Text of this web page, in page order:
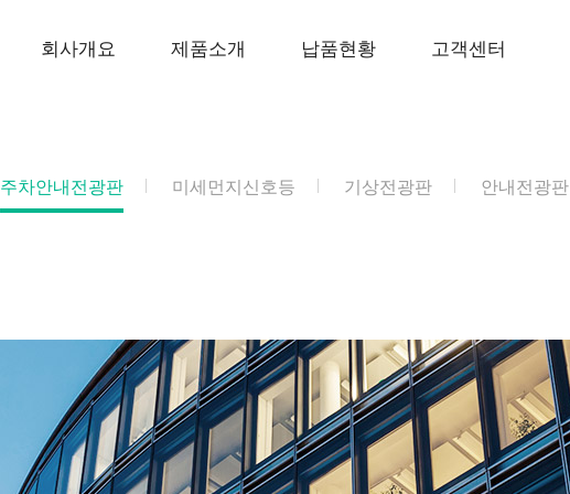
회사개요 제품소개 납품현황 고객센터
주차안내전광판 미세먼지신호등 기상전광판 안내전광판